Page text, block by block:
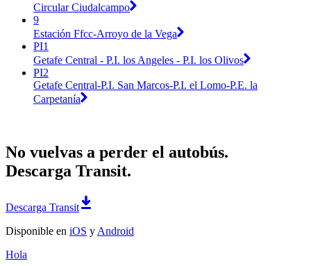
Circular Ciudalcampo
9
Estación Ffcc-Arroyo de la Vega
PI1
Getafe Central - P.I. los Angeles - P.I. los Olivos
PI2
Getafe Central-P.I. San Marcos-P.I. el Lomo-P.E. la
Carpetanía
No vuelvas a perder el autobús.
Descarga Transit.
Descarga Transit
Disponible en iOS y Android
Hola